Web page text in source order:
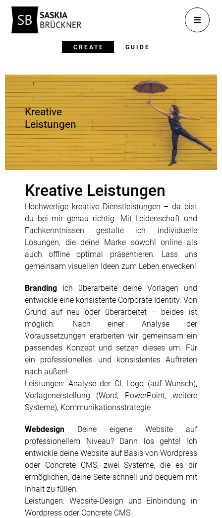
CREATE GUIDE
Kreative
Leistungen
Kreative Leistungen
Hochwertige kreative Dienstleistungen – da bist
du bei mir genau richtig. Mit Leidenschaft und
Fachkenntnissen gestalte ich individuelle
Lösungen, die deine Marke sowohl online als
auch offline optimal präsentieren. Lass uns
gemeinsam visuellen Ideen zum Leben erwecken!
Branding Ich überarbeite deine Vorlagen und
entwickle eine konsistente Corporate Identity. Von
Grund auf neu oder überarbeitet – beides ist
möglich. Nach einer Analyse der
Voraussetzungen erarbeiten wir gemeinsam ein
passendes Konzept und setzen dieses um. Für
ein professionelles und konsistentes Auftreten
nach außen!
Leistungen: Analyse der CI, Logo (auf Wunsch),
Vorlagenerstellung (Word, PowerPoint, weitere
Systeme), Kommunikationsstrategie
Webdesign Deine eigene Website auf
professionellem Niveau? Dann los gehts! Ich
entwickle deine Website auf Basis von Wordpress
oder Concrete CMS, zwei Systeme, die es dir
ermöglichen, deine Seite schnell und bequem mit
Inhalt zu füllen.
Leistungen: Website-Design und Einbindung in
Wordpress oder Concrete CMS.